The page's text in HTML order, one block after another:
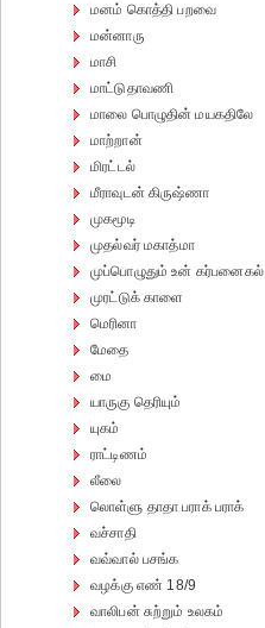
மனம் கொத்தி பறவை
மன்னாரு
மாசி
மாட்டுதாவணி
மாலை பொழுதின் மயகதிலே
மாற்றான்
மிரட்டல்
மீராவுடன் கிருஷ்ணா
முகமூடி
முதல்வர் மகாத்மா
முப்பொழுதும் உன் கர்பனைகல்
முரட்டுக் காளை
மெரினா
மேதை
மை
யாருகு தெரியும்
யுகம்
ராட்டிணம்
லீலை
லொள்ளு தாதா பராக் பராக்
வச்சாதி
வவ்வால் பசங்க
வழக்கு எண் 18/9
வாலிபன் சுற்றும் உலகம்